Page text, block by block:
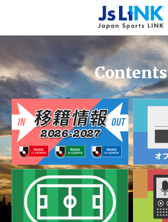
Contents